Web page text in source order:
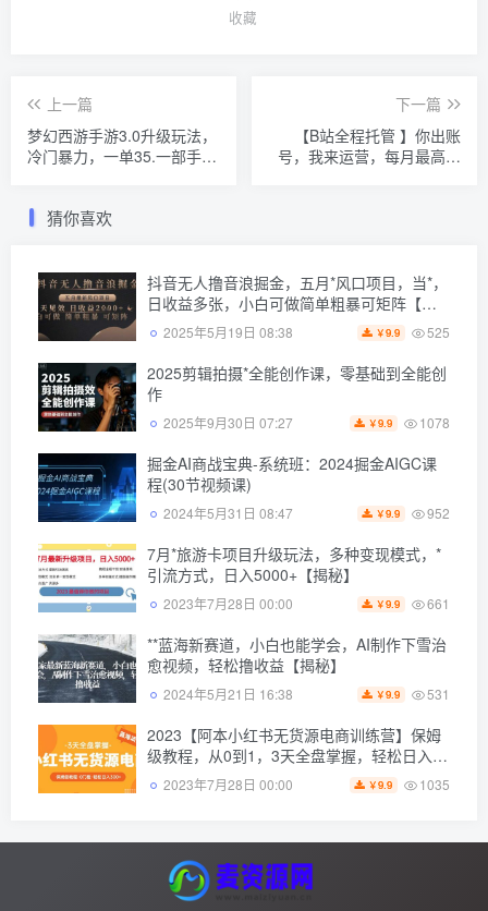
收藏
上一篇
梦幻西游手游3.0升级玩法，
冷门暴力，一单35.一部手机
下一篇
【B站全程托管 】你出账
号，我来运营，每月最高躺
猜你喜欢
抖音无人撸音浪掘金，五月*风口项目，当*，
日收益多张，小白可做简单粗暴可矩阵【揭
秘】
2025年5月19日 08:38 ￥9.9 525
2025剪辑拍摄*全能创作课，零基础到全能创
作
2025年9月30日 07:27 ￥9.9 1078
掘金AI商战宝典-系统班：2024掘金AIGC课
程(30节视频课)
2024年5月31日 08:47 ￥9.9 952
7月*旅游卡项目升级玩法，多种变现模式，*
引流方式，日入5000+【揭秘】
2023年7月28日 00:00 ￥9.9 661
**蓝海新赛道，小白也能学会，AI制作下雪治
愈视频，轻松撸收益【揭秘】
2024年5月21日 16:38 ￥9.9 531
2023【阿本小红书无货源电商训练营】保姆
级教程，从0到1，3天全盘掌握，轻松日入
300+
2023年7月28日 00:00 ￥9.9 1035